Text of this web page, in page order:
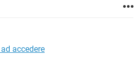
accedere